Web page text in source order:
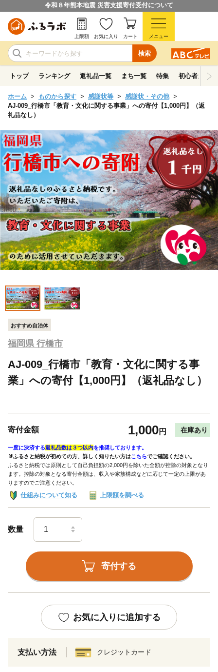
令和８年熊本地震 災害支援寄付受付について
検索
上限額 お気に入り カート メニュー
トップ ランキング 返礼品一覧 まち一覧 特集 初心者ガイド
ホーム ものから探す 感謝状等
感謝状・その他
AJ-009_行橋市「教育・文化に関する事業」への寄付【1,000円】（返
礼品なし）
おすすめ自治体
福岡県 行橋市
AJ-009_行橋市「教育・文化に関する事
業」への寄付【1,000円】（返礼品なし）
寄付金額 1,000円 在庫あり
一度に決済する返礼品数は３つ以内を推奨しております。
🔰ふるさと納税が初めての方、詳しく知りたい方はこちらでご確認ください。
ふるさと納税では原則として自己負担額の2,000円を除いた全額が控除の対象となり
ます。控除の対象となる寄付金額は、収入や家族構成などに応じて一定の上限があ
りますのでご注意ください。
仕組みについて知る 上限額を調べる
数量
寄付する
お気に入りに追加する
支払い方法 クレジットカード